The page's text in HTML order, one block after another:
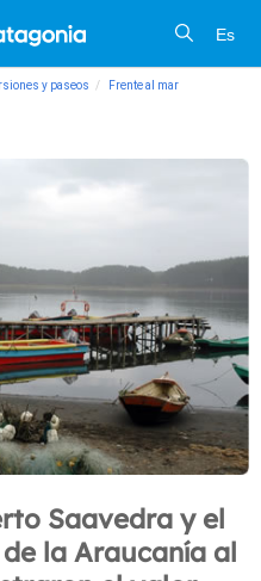
Es
y paseos Frente al mar
Saavedra y el
la Araucanía al